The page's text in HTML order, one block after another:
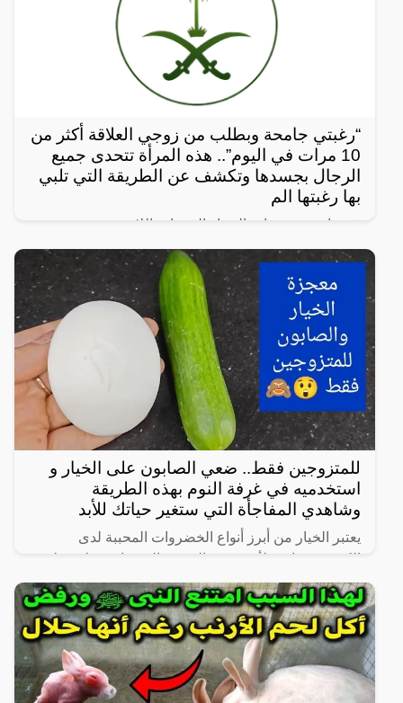
“رغبتي جامحة وبطلب من زوجي العلاقة أكثر من
10 مرات في اليوم”.. هذه المرأة تتحدى جميع
الرجال بجسدها وتكشف عن الطريقة التي تلبي
بها رغبتها الم
في واحدة من نوادر النساء العربيات اللاتي يعشن شهوة
مفرطة في الرغبة بالعلاقة الجنسية، سواءً ضمن علاقة
زوجية مشروعة أو علاقة محرمة مع الرجال، ففي هذا
المقال
للمتزوجين فقط.. ضعي الصابون على الخيار و
استخدميه في غرفة النوم بهذه الطريقة
وشاهدي المفاجأة التي ستغير حياتك للأبد
يعتبر الخيار من أبرز أنواع الخضروات المحببة لدى
الكثيرين، خاصة لأنه شبه خالي من السعرات وطعمه لذيذ
ومنعش، وله فوائد كثيرة لأنه غني بالفيتامينات والمعادن،
كما